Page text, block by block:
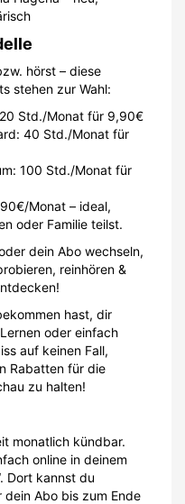
hörst – diese
stehen zur Wahl:
Std./Monat für 9,90€
40 Std./Monat für
100 Std./Monat für
Monat – ideal,
oder Familie teilst.
dein Abo wechseln,
reinhören &
hast, dir
oder einfach
auf keinen Fall,
Rabatten für die
zu halten!
monatlich kündbar.
online in deinem
Dort kannst du
Abo bis zum Ende